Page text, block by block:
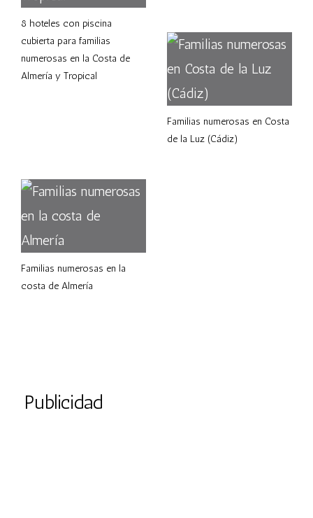
8 hoteles con piscina
cubierta para familias
numerosas en la Costa de
Almería y Tropical
Familias numerosas en Costa
de la Luz (Cádiz)
Familias numerosas en la
costa de Almería
Publicidad